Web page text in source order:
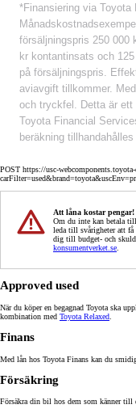
*Finansiering via Toyota
försäljningspris 250 000
kr kontantinsats och
på försäljningspris.
aviavgift tillkommer.
och tryckfel. Detta är ett
Toyota Financial
beräkning
POST https://usc-
Att låna kostar pengar!
Om du inte kan betala
leda till svårigheter att få
dig till budget- och
konsumentverket.se
Approved used
När du köper en begagnad Toyota ska
kombination med Toyota Relaxed
Finans
Med lån hos Toyota Finans kan du
Försäkring
Försäkra din bil hos dem som känner till